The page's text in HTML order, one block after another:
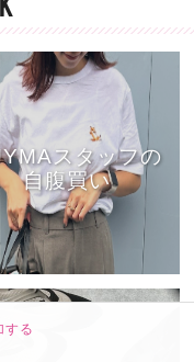
する
スタッフの
自腹買い